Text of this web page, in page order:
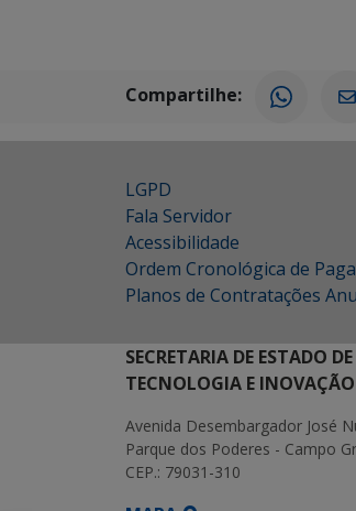
Compartilhe:
LGPD
Fala Servidor
Acessibilidade
Ordem Cronológica de
Planos de Contratações
SECRETARIA DE ESTADO
TECNOLOGIA E INOVAÇÃO
Avenida Desembargador José
Parque dos Poderes - Campo
CEP.: 79031-310